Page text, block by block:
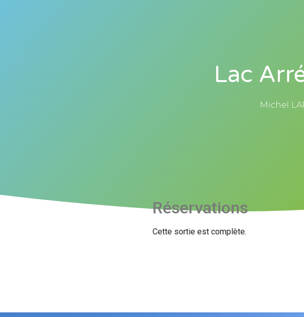
Lac
Michel
Réservations
Cette sortie est complète.